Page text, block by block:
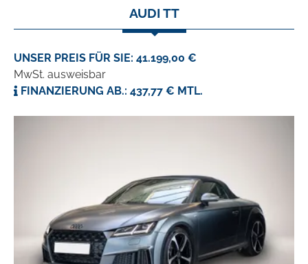
AUDI TT
UNSER PREIS FÜR SIE: 41.199,00 €
MwSt. ausweisbar
FINANZIERUNG AB.: 437,77 € MTL.